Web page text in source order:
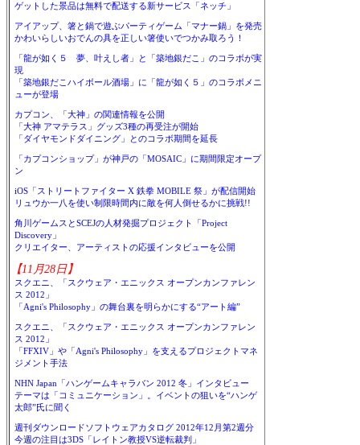
ゲットした景品は無料で配送する新サービス「ネッチ」
アイアップ、箸と鍋で遊ぶパーティゲーム「マナー鍋」を発売
かわいらしいおでんの具を正しい箸使いでつかみ取ろう！
「龍が如く５ 夢、叶えし者」と「築地銀だこ」のコラボが実
現
「築地銀だこハイボール酒場」に「龍が如く５」のコラボメニ
ューが登場
カプコン、「大神」の関連情報を公開
「大神 アマテラス」グッズ3種の再受注が開始
「ダイヤモンドダイニング」とのコラボ期間を延長
「カプコンショップ」が神戸の「MOSAIC」に期間限定オープ
ン
iOS「ストリートファイター X 鉄拳 MOBILE 祭」が配信開始
リュウか一八を使い制限時間内に敵を何人倒せるかに挑戦!!
角川ゲームスとSCEJの人材発掘プロジェクト「Project
Discovery」
クリエイター、アーティストの応援インタビューを公開
【11月28日】
スクエニ、「スクウェア・エニックス オープンカンファレン
ス 2012」
「Agni's Philosophy」の舞台裏を明らかにする“アート編”
スクエニ、「スクウェア・エニックス オープンカンファレン
ス 2012」
「FFXIV」や「Agni's Philosophy」を支えるプロジェクトマネ
ジメント手法
NHN Japan「ハンゲームキャラバン 2012 冬」インタビュー
テーマは「コミュニケーション」。イベントの狙いを“ハンゲ
太郎”氏に聞く
週刊ダウンロードソフトウェアカタログ 2012年12月第2週分
今週の注目は3DS「レイトン教授VS逆転裁判」